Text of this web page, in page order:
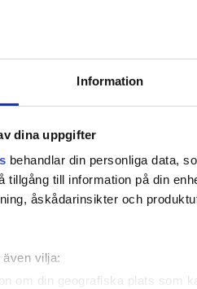
Information
dina uppgifter
behandlar din personliga data,
tillgång till information på din
åskådarinsikter och
vilja:
om din geografiska plats som